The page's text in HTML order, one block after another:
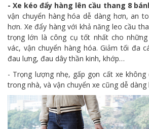
- Xe kéo đẩy hàng lên cầu thang 8
vận chuyển hàng hóa dễ dàng hơn, an
hơn. Xe đẩy hàng với khả năng leo cầu
trọng lớn là công cụ tốt nhất cho
vác, vận chuyển hàng hóa. Giảm tối đa
đau lưng, đau dây thần kinh, khớp…
- Trọng lượng nhẹ, gấp gọn cất xe không
trong nhà, và vận chuyển xe cũng dễ dàng